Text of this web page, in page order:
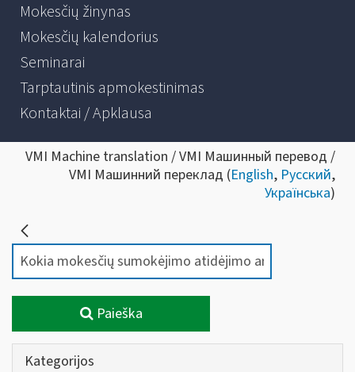
Mokesčių žinynas
Mokesčių kalendorius
Seminarai
Tarptautinis apmokestinimas
Kontaktai / Apklausa
VMI Machine translation / VMI Машинный перевод /
VMI Машинний переклад (English, Русский,
Українська)
Paieška
Kategorijos